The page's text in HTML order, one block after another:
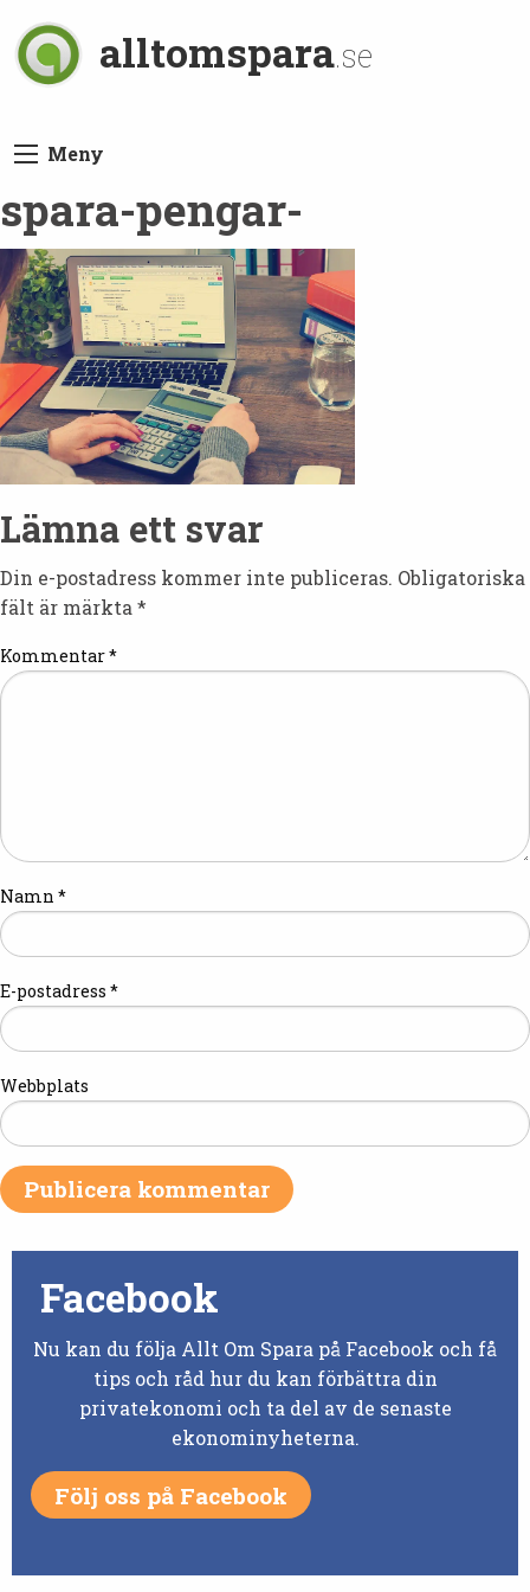
alltomspara.se
Meny
spara-pengar-
Lämna ett svar
Din e-postadress kommer inte publiceras. Obligatoriska
fält är märkta *
Kommentar*
Namn *
E-postadress *
Webbplats
Facebook
Nu kan du följa Allt Om Spara på Facebook och få
tips och råd hur du kan förbättra din
privatekonomi och ta del av de senaste
ekonominyheterna.
Följ oss på Facebook